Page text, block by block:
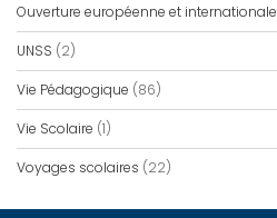
Ouverture européenne et internationale
UNSS (2)
Vie Pédagogique (86)
Vie Scolaire (1)
Voyages scolaires (22)